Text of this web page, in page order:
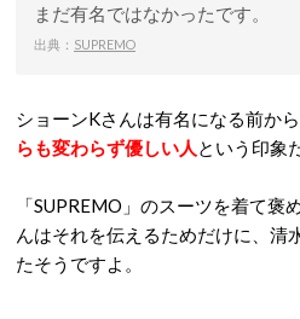
まだ有名ではなかったです。
出典： SUPREMO
ショーンKさんは有名になる前から
らも変わらず優しい人 という印象
「SUPREMO」のスーツを着て褒
んはそれを伝えるためだけに、清
たそうですよ。